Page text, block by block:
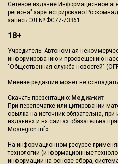
Сетевое издание Информационное
региона" зарегистрировано
запись ЭЛ № ФС77-73861.
18+
Учредитель: Автономная
информированию и просвещению
"Общественная служба новостей"
Мнение редакции может не
Скачать презентацию: Медиа-кит
При перепечатке или цитировании
ссылка на источник обязательна, при
изданиях и на сайтах обязательна
Mosregion.info.
На информационном ресурсе
технологии (информационные
информации на основе сбора,